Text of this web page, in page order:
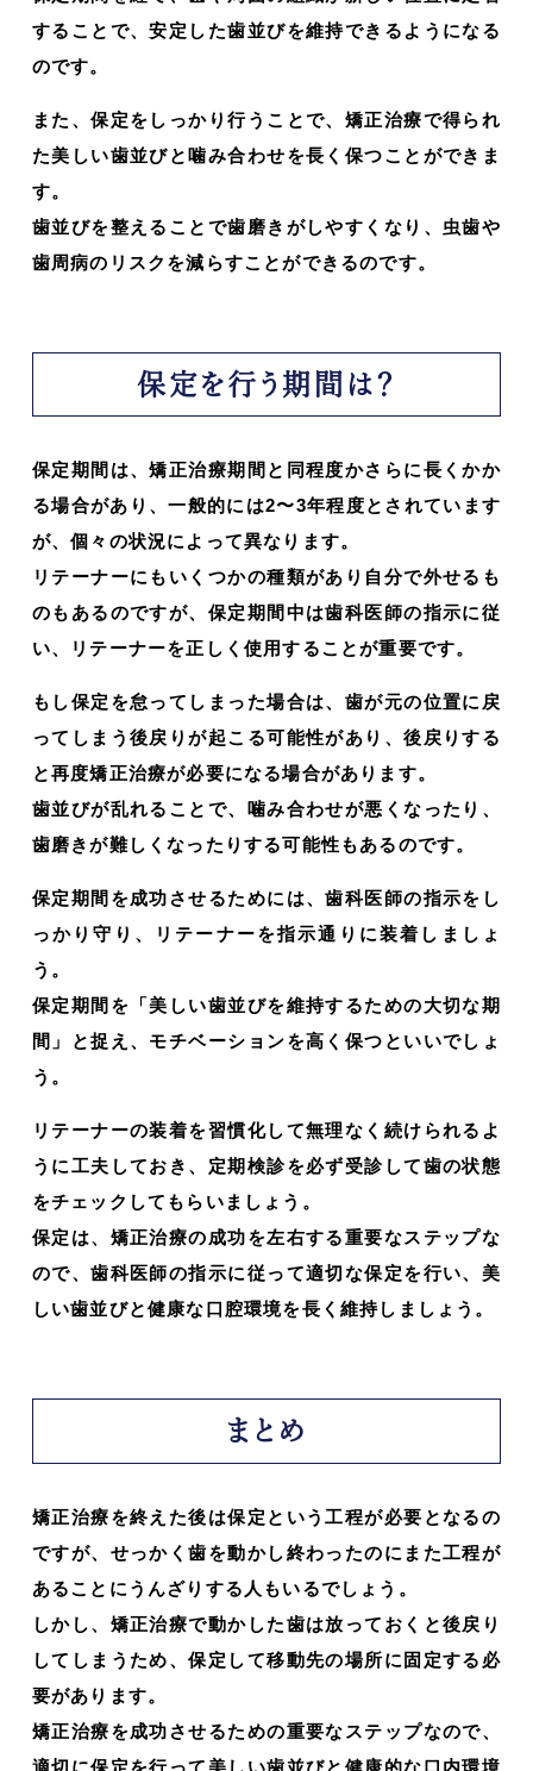
することで、安定した歯並びを維持できるようになる
のです。
また、保定をしっかり行うことで、矯正治療で得られ
た美しい歯並びと噛み合わせを長く保つことができま
す。
歯並びを整えることで歯磨きがしやすくなり、虫歯や
歯周病のリスクを減らすことができるのです。
保定を行う期間は？
保定期間は、矯正治療期間と同程度かさらに長くかか
る場合があり、一般的には2〜3年程度とされています
が、個々の状況によって異なります。
リテーナーにもいくつかの種類があり自分で外せるも
のもあるのですが、保定期間中は歯科医師の指示に従
い、リテーナーを正しく使用することが重要です。
もし保定を怠ってしまった場合は、歯が元の位置に戻
ってしまう後戻りが起こる可能性があり、後戻りする
と再度矯正治療が必要になる場合があります。
歯並びが乱れることで、噛み合わせが悪くなったり、
歯磨きが難しくなったりする可能性もあるのです。
保定期間を成功させるためには、歯科医師の指示をし
っかり守り、リテーナーを指示通りに装着しましょ
う。
保定期間を「美しい歯並びを維持するための大切な期
間」と捉え、モチベーションを高く保つといいでしょ
う。
リテーナーの装着を習慣化して無理なく続けられるよ
うに工夫しておき、定期検診を必ず受診して歯の状態
をチェックしてもらいましょう。
保定は、矯正治療の成功を左右する重要なステップな
ので、歯科医師の指示に従って適切な保定を行い、美
しい歯並びと健康な口腔環境を長く維持しましょう。
まとめ
矯正治療を終えた後は保定という工程が必要となるの
ですが、せっかく歯を動かし終わったのにまた工程が
あることにうんざりする人もいるでしょう。
しかし、矯正治療で動かした歯は放っておくと後戻り
してしまうため、保定して移動先の場所に固定する必
要があります。
矯正治療を成功させるための重要なステップなので、
適切に保定を行って美しい歯並びと健康的な口内環境